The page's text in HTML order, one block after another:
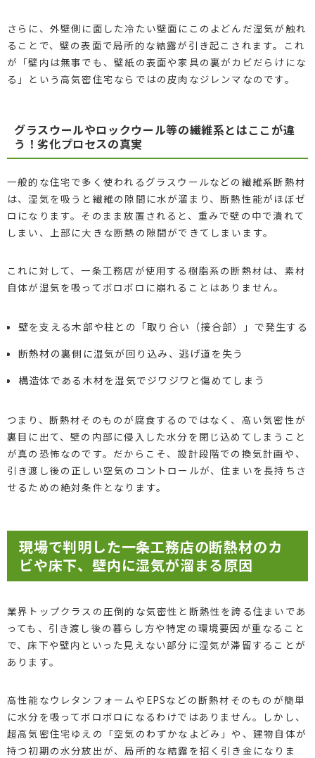
さらに、外壁側に面した冷たい壁面にこのよどんだ湿気が触れ
ることで、壁の表面で局所的な結露が引き起こされます。これ
が「壁内は無事でも、壁紙の表面や家具の裏がカビだらけにな
る」という高気密住宅ならではの皮肉なジレンマなのです。
グラスウールやロックウール等の繊維系とはここが違
う！劣化プロセスの真実
一般的な住宅で多く使われるグラスウールなどの繊維系断熱材
は、湿気を吸うと繊維の隙間に水が溜まり、断熱性能がほぼゼ
ロになります。そのまま放置されると、重みで壁の中で潰れて
しまい、上部に大きな断熱の隙間ができてしまいます。
これに対して、一条工務店が使用する樹脂系の断熱材は、素材
自体が湿気を吸ってボロボロに崩れることはありません。
壁を支える木部や柱との「取り合い（接合部）」で発生する
断熱材の裏側に湿気が回り込み、逃げ道を失う
構造体である木材を湿気でジワジワと傷めてしまう
つまり、断熱材そのものが腐食するのではなく、高い気密性が
裏目に出て、壁の内部に侵入した水分を閉じ込めてしまうこと
が真の恐怖なのです。だからこそ、設計段階での換気計画や、
引き渡し後の正しい空気のコントロールが、住まいを長持ちさ
せるための絶対条件となります。
現場で判明した一条工務店の断熱材のカ
ビや床下、壁内に湿気が溜まる原因
業界トップクラスの圧倒的な気密性と断熱性を誇る住まいであ
っても、引き渡し後の暮らし方や特定の環境要因が重なること
で、床下や壁内といった見えない部分に湿気が滞留することが
あります。
高性能なウレタンフォームやEPSなどの断熱材そのものが簡単
に水分を吸ってボロボロになるわけではありません。しかし、
超高気密住宅ゆえの「空気のわずかなよどみ」や、建物自体が
持つ初期の水分放出が、局所的な結露を招く引き金になりま